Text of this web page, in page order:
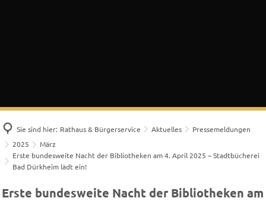
Sie sind hier: Rathaus & Bürgerservice Aktuelles
Pressemeldungen
2025
März
Erste bundesweite Nacht der Bibliotheken am 4. April 2025 – Stadtbücherei
Bad Dürkheim lädt ein!
Erste bundesweite Nacht der Bibliotheken am